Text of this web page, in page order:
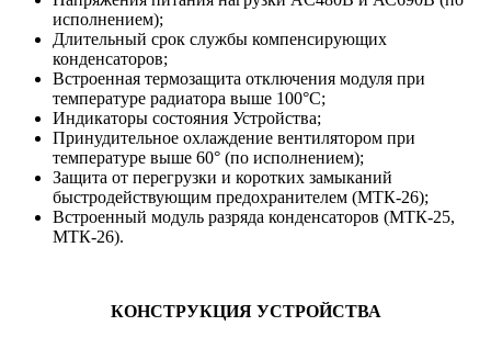
исполнением);
Длительный срок службы компенсирующих
конденсаторов;
Встроенная термозащита отключения модуля при
температуре радиатора выше 100°С;
Индикаторы состояния Устройства;
Принудительное охлаждение вентилятором при
температуре выше 60° (по исполнением);
Защита от перегрузки и коротких замыканий
быстродействующим предохранителем (МТК-26);
Встроенный модуль разряда конденсаторов (МТК-25,
МТК-26).
КОНСТРУКЦИЯ УСТРОЙСТВА